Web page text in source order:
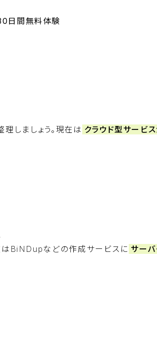
日間無料体験
しましょう。現在は クラウド型サービ
BiNDupなどの作成サービスに サー